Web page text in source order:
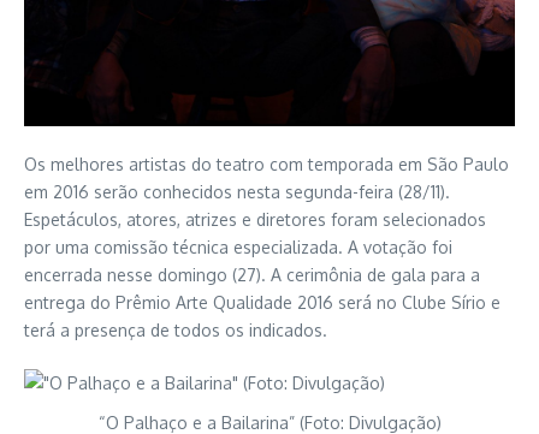
Os melhores artistas do teatro com temporada em São Paulo
em 2016 serão conhecidos nesta segunda-feira (28/11).
Espetáculos, atores, atrizes e diretores foram selecionados
por uma comissão técnica especializada. A votação foi
encerrada nesse domingo (27). A cerimônia de gala para a
entrega do Prêmio Arte Qualidade 2016 será no Clube Sírio e
terá a presença de todos os indicados.
“O Palhaço e a Bailarina” (Foto: Divulgação)